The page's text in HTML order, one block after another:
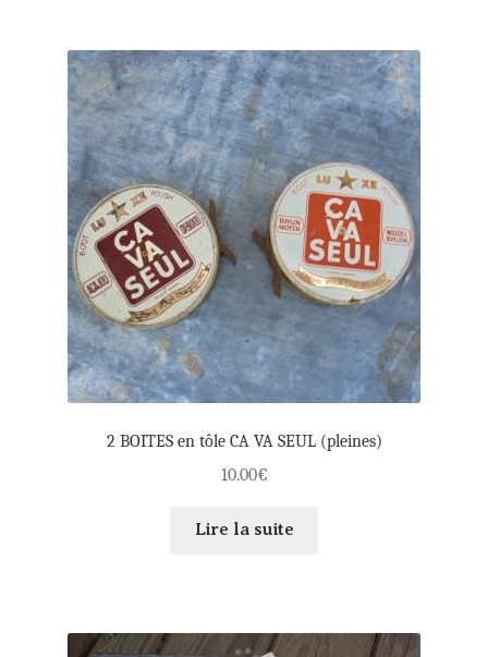
2 BOITES en tôle CA VA SEUL (pleines)
10.00€
Lire la suite